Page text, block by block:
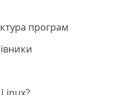
програм